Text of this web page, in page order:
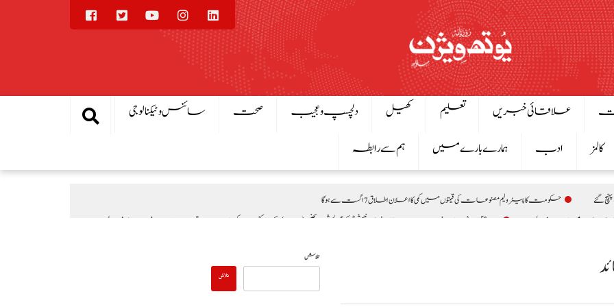
علاقائی خبریں تعلیم کھیل دلچسپ و عجیب صحت
سائنس و ٹیکنالوجی
کالمز ادب ہمارے بارے میں ہم سے رابطہ
گئے
حکومت کا پیٹرولیم مصنوعات کی قیمتوں میں کمی کا اعلان اطلاق 7 اگست سے ہوگا
وزیراعظم شہباز شریف سے جاپان انٹرنیشنل کوآپریشن ایجنسی (JICA) کے 9 رکنی وفد کی ملاقات، تعاون بڑھانے پر تبادلہ خیال
کا فیصلہ
تلاش
تلاش